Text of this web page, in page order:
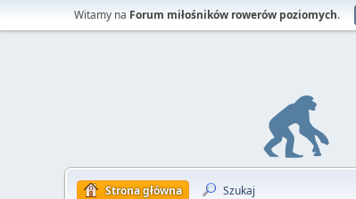
Witamy na Forum miłośników rowerów poziomych.
Strona główna Szukaj